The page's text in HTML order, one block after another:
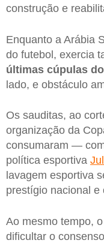
construção e
Enquanto a Arábia
do futebol, exercia
últimas cúpulas
lado, e obstáculo
Os sauditas, ao
organização da
consumaram —
política esportiva
lavagem esportiva
prestígio nacional e
Ao mesmo tempo,
dificultar o